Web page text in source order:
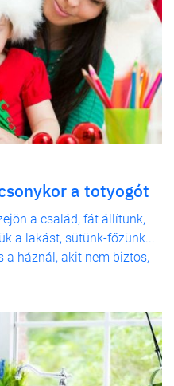
a totyogót
a család, fát állítunk,
a lakást, sütünk-főzünk...
a háznál, akit nem biztos,